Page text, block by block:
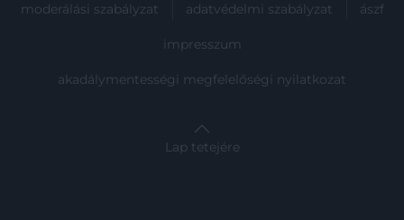
moderálási szabályzat adatvédelmi szabályzat ászf
impresszum
akadálymentességi megfelelőségi nyilatkozat
Lap tetejére